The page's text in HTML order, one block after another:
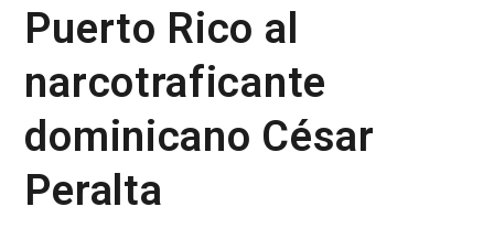
Puerto Rico al
narcotraficante
dominicano César
Peralta